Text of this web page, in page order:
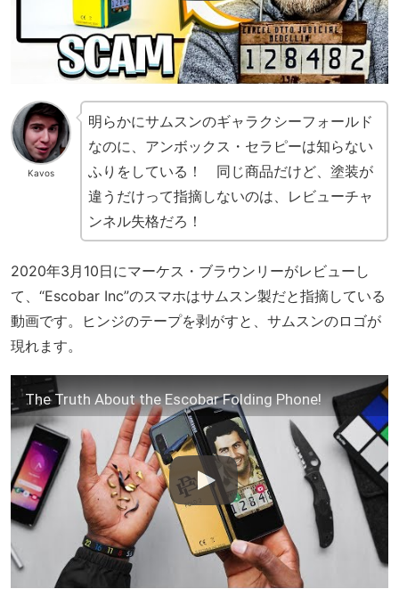
Kavos
明らかにサムスンのギャラクシーフォールド
なのに、アンボックス・セラピーは知らない
ふりをしている！ 同じ商品だけど、塗装が
違うだけって指摘しないのは、レビューチャ
ンネル失格だろ！
2020年3月10日にマーケス・ブラウンリーがレビューし
て、“Escobar Inc”のスマホはサムスン製だと指摘している
動画です。ヒンジのテープを剥がすと、サムスンのロゴが
現れます。
The Truth About the Escobar Folding Phone!